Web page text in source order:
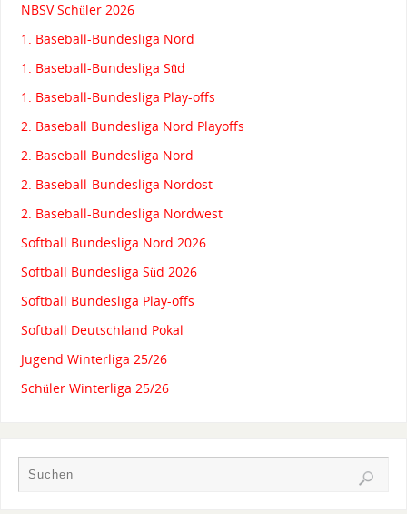
NBSV Schüler 2026
1. Baseball-Bundesliga Nord
1. Baseball-Bundesliga Süd
1. Baseball-Bundesliga Play-offs
2. Baseball Bundesliga Nord Playoffs
2. Baseball Bundesliga Nord
2. Baseball-Bundesliga Nordost
2. Baseball-Bundesliga Nordwest
Softball Bundesliga Nord 2026
Softball Bundesliga Süd 2026
Softball Bundesliga Play-offs
Softball Deutschland Pokal
Jugend Winterliga 25/26
Schüler Winterliga 25/26